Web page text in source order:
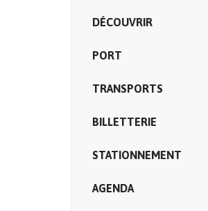
DÉCOUVRIR
PORT
TRANSPORTS
BILLETTERIE
STATIONNEMENT
AGENDA